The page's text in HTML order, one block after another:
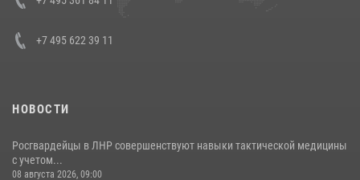
+7 495 622 39 11
НОВОСТИ
Росгвардейцы в ЛНР совершенствуют навыки тактической медицины
с учетом...
08 августа 2026, 09:00